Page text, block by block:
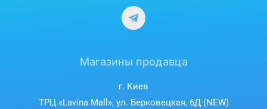
Магазины продавца
г. Киев
ТРЦ «Lavina Mall», ул. Берковецкая, 6Д (NEW)